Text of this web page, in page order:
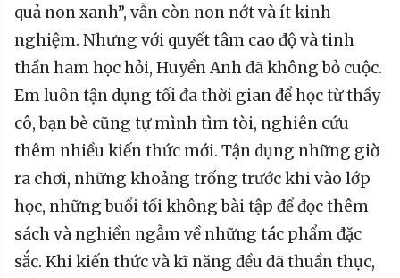
quả non xanh”, vẫn còn non nớt và ít kinh
nghiệm. Nhưng với quyết tâm cao độ và tinh
thần ham học hỏi, Huyền Anh đã không bỏ cuộc.
Em luôn tận dụng tối đa thời gian để học từ thầy
cô, bạn bè cũng tự mình tìm tòi, nghiên cứu
thêm nhiều kiến thức mới. Tận dụng những giờ
ra chơi, những khoảng trống trước khi vào lớp
học, những buổi tối không bài tập để đọc thêm
sách và nghiền ngẫm về những tác phẩm đặc
sắc. Khi kiến thức và kĩ năng đều đã thuần thục,